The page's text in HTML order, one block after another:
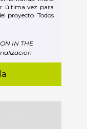
última vez para
proyecto. Todos
IN THE